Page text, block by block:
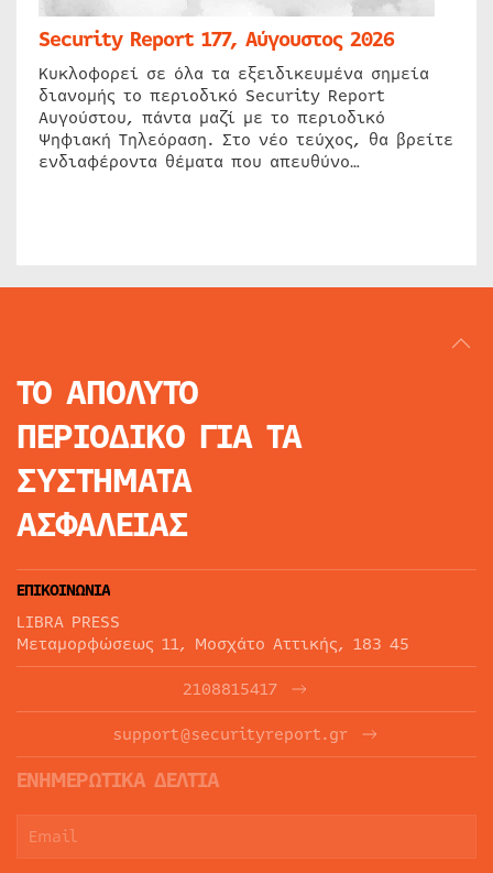
Security Report 177, Αύγουστος 2026
Κυκλοφορεί σε όλα τα εξειδικευμένα σημεία
διανομής το περιοδικό Security Report
Αυγούστου, πάντα μαζί με το περιοδικό
Ψηφιακή Τηλεόραση. Στο νέο τεύχος, θα βρείτε
ενδιαφέροντα θέματα που απευθύνο…
ΤΟ ΑΠΟΛΥΤΟ
ΠΕΡΙΟΔΙΚΟ ΓΙΑ ΤΑ
ΣΥΣΤΗΜΑΤΑ
ΑΣΦΑΛΕΙΑΣ
ΕΠΙΚΟΙΝΩΝΙΑ
LIBRA PRESS
Μεταμορφώσεως 11, Μοσχάτο Αττικής, 183 45
2108815417
support@securityreport.gr
ΕΝΗΜΕΡΩΤΙΚΑ ΔΕΛΤΙΑ